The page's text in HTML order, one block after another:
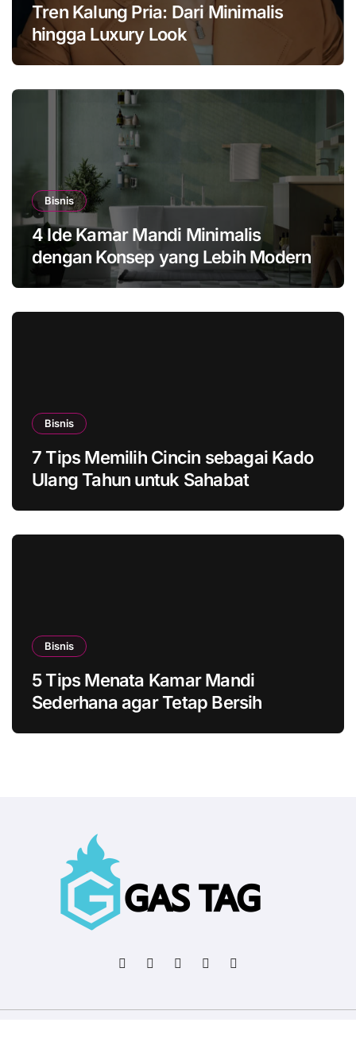
Tren Kalung Pria: Dari Minimalis
hingga Luxury Look
Bisnis
4 Ide Kamar Mandi Minimalis
dengan Konsep yang Lebih Modern
Bisnis
7 Tips Memilih Cincin sebagai Kado
Ulang Tahun untuk Sahabat
Bisnis
5 Tips Menata Kamar Mandi
Sederhana agar Tetap Bersih